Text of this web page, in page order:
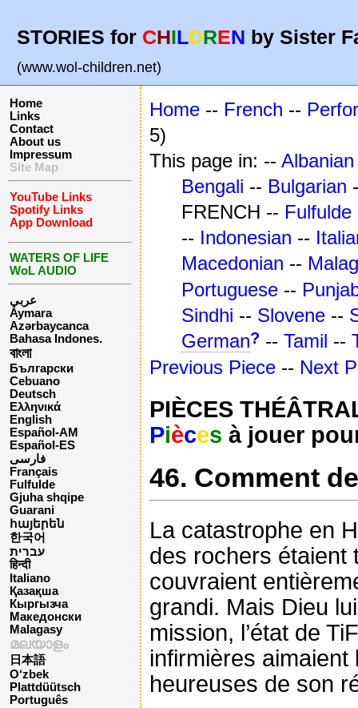
STORIES for CHILDREN by Sister
(www.wol-children.net)
Home
Links
Contact
About us
Impressum
Site Map
YouTube Links
Spotify Links
App Download
WATERS OF LIFE
WoL AUDIO
عربي
Aymara
Azərbaycanca
Bahasa Indones.
বাংলা
Български
Cebuano
Deutsch
Ελληνικά
English
Español-AM
Español-ES
فارسی
Français
Fulfulde
Gjuha shqipe
Guarani
հայերեն
한국어
עברית
हिन्दी
Italiano
Қазақша
Кыргызча
Македонски
Malagasy
മലയാളം
日本語
O‘zbek
Plattdüütsch
Português
Home -- French --
5)
This page in: -- Albanian
Bengali -- Bulgarian
FRENCH -- Fulfulde
-- Indonesian --
Macedonian --
Portuguese --
Sindhi -- Slovene --
German? -- Tamil --
Previous Piece -- Next
PIÈCES
Pièces à jouer
46. Comment
La catastrophe en
des rochers étaient
couvraient
grandi. Mais Dieu
mission, l’état de
infirmières
heureuses de son